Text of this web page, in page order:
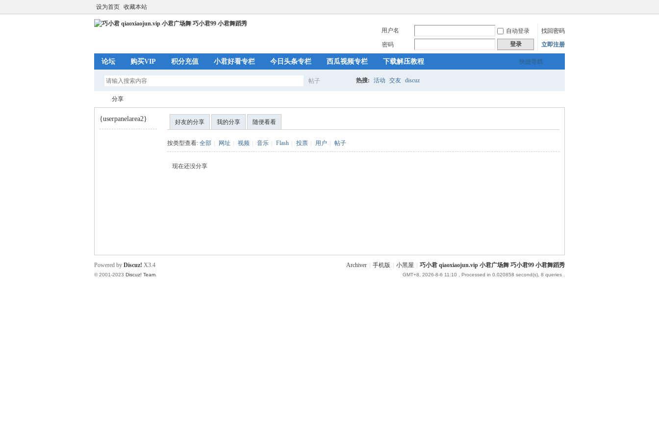
设为首页 收藏本站
用户名 自动登录
找回密码
密码
登录 立即注册
快捷导航
论坛 购买VIP 积分充值 小君好看专栏 今日头条专栏 西瓜视频专栏 下载解压教程
帖子 热搜: 活动 交友 discuz
分享
{userpanelarea2} 好友的分享 我的分享 随便看看
按类型查看: 全部 网址 视频 音乐 Flash 投票 用户 帖子
现在还没分享
Archiver 手机版 小黑屋 巧小君 qiaoxiaojun.vip 小君广场舞 巧小君99 小君舞蹈秀
GMT+8, 2026-8-6 11:10 , Processed in 0.020858 second(s), 8 queries .
Powered by Discuz! X3.4
© 2001-2023 Discuz! Team